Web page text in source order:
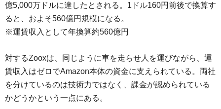
億5,000万ドルに達したとされる。1ドル160円前後で換算す
ると、およそ560億円規模になる。
※運賃収入として年換算約560億円
対するZooxは、同じように車を走らせ人を運びながら、運
賃収入はゼロでAmazon本体の資金に支えられている。両社
を分けているのは技術力ではなく、課金が認められている
かどうかという一点にある。